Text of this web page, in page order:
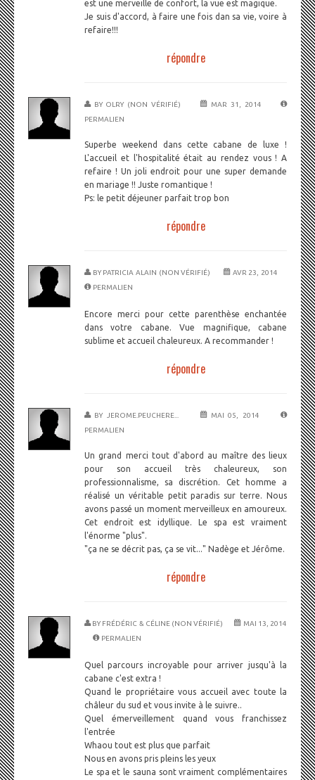
est une merveille de confort, la vue est magique.
Je suis d'accord, à faire une fois dan sa vie, voire à
refaire!!!
répondre
BY OLRY (NON VÉRIFIÉ)
MAR 31, 2014
PERMALIEN
Superbe weekend dans cette cabane de luxe !
L'accueil et l'hospitalité était au rendez vous ! A
refaire ! Un joli endroit pour une super demande
en mariage !! Juste romantique !
Ps: le petit déjeuner parfait trop bon
répondre
BY PATRICIA ALAIN (NON VÉRIFIÉ)
AVR 23, 2014
PERMALIEN
Encore merci pour cette parenthèse enchantée
dans votre cabane. Vue magnifique, cabane
sublime et accueil chaleureux. A recommander !
répondre
BY JEROME.PEUCHERE...
MAI 05, 2014
PERMALIEN
Un grand merci tout d'abord au maître des lieux
pour son accueil très chaleureux, son
professionnalisme, sa discrétion. Cet homme a
réalisé un véritable petit paradis sur terre. Nous
avons passé un moment merveilleux en amoureux.
Cet endroit est idyllique. Le spa est vraiment
l'énorme "plus".
"ça ne se décrit pas, ça se vit..." Nadège et Jérôme.
répondre
BY FRÉDÉRIC & CÉLINE (NON VÉRIFIÉ)
MAI 13, 2014
PERMALIEN
Quel parcours incroyable pour arriver jusqu'à la
cabane c'est extra !
Quand le propriétaire vous accueil avec toute la
châleur du sud et vous invite à le suivre..
Quel émerveillement quand vous franchissez
l'entrée
Whaou tout est plus que parfait
Nous en avons pris pleins les yeux
Le spa et le sauna sont vraiment complémentaires